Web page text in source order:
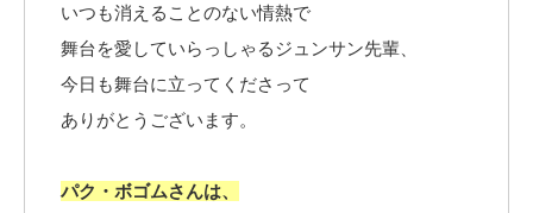
いつも消えることのない情熱で
舞台を愛していらっしゃるジュンサン先輩、
今日も舞台に立ってくださって
ありがとうございます。
パク・ボゴムさんは、